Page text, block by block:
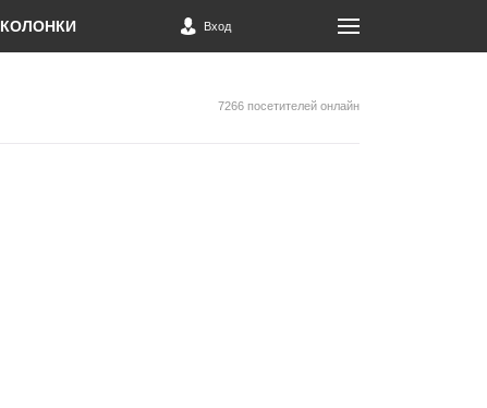
КОЛОНКИ Вход
7266 посетителей онлайн